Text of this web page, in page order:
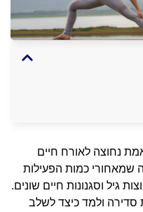
נחוצה לאורח חיים
שמאחורי כמות הפעילות
גיל וסגנונות חיים שונים.
סדירה ולמד כיצד לשלב